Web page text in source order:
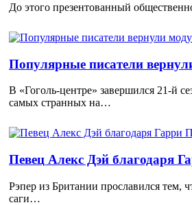
До этого презентованный
Популярные писатели
В «Гоголь-центре» завершился 21-й
самых странных на…
Певец Алекс Дэй благодаря
Рэпер из Британии прославился тем,
саги…